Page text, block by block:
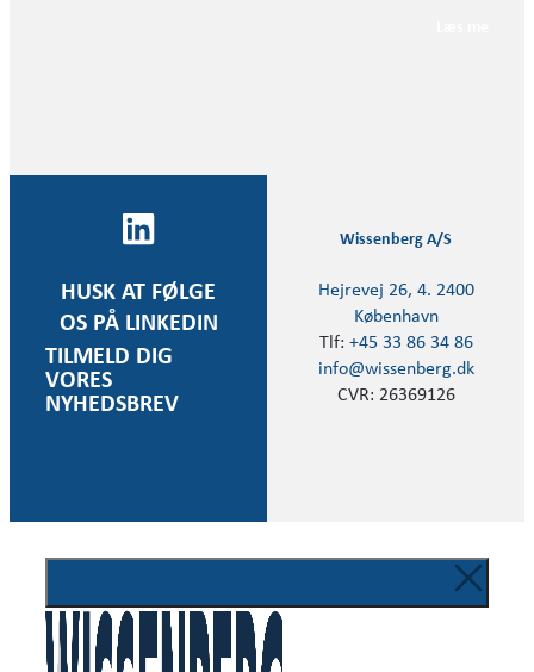
HUSK AT FØLGE
OS PÅ LINKEDIN
TILMELD DIG
VORES
NYHEDSBREV
Wissenberg A/S
Hejrevej 26, 4. 2400
København
Tlf: +45 33 86 34 86
info@wissenberg.dk
CVR: 26369126